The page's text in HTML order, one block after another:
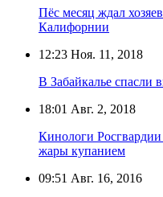
Пёс месяц ждал
Калифорнии
12:23 Ноя. 11, 2018
В Забайкалье спасли
18:01 Авг. 2, 2018
Кинологи
жары купанием
09:51 Авг. 16, 2016